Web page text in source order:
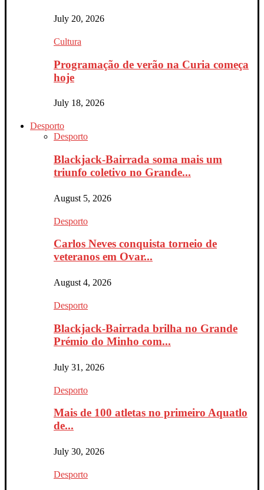
July 20, 2026
Cultura
Programação de verão na Curia começa
hoje
July 18, 2026
Desporto
Desporto
Blackjack-Bairrada soma mais um
triunfo coletivo no Grande...
August 5, 2026
Desporto
Carlos Neves conquista torneio de
veteranos em Ovar...
August 4, 2026
Desporto
Blackjack-Bairrada brilha no Grande
Prémio do Minho com...
July 31, 2026
Desporto
Mais de 100 atletas no primeiro Aquatlo
de...
July 30, 2026
Desporto